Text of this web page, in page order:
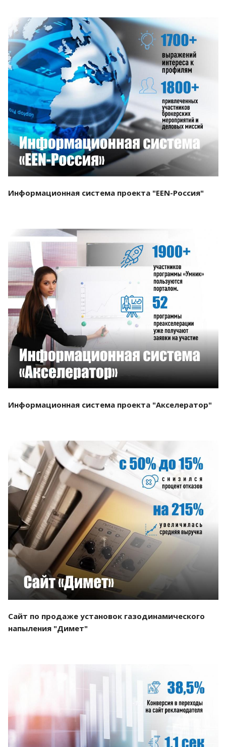
Смотреть проект
Информационная система проекта "EEN-Россия"
Смотреть проект
Информационная система проекта "Акселератор"
Смотреть проект
Сайт по продаже установок газодинамического
напыления "Димет"